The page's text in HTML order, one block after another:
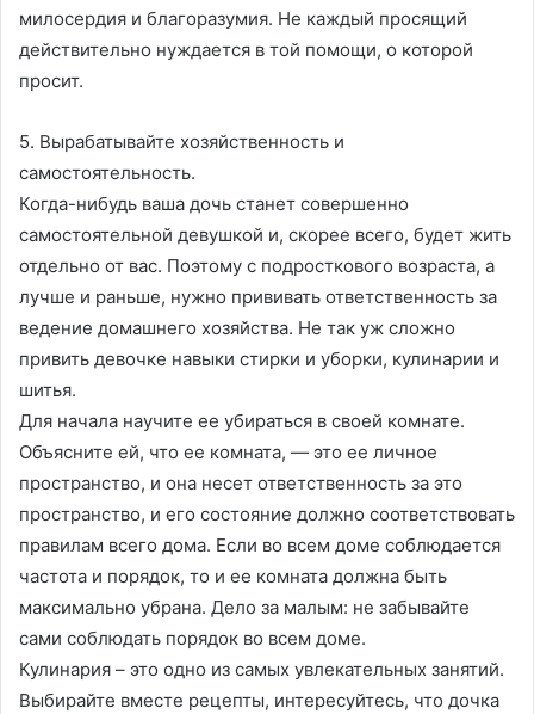
милосердия и благоразумия. Не каждый просящий
действительно нуждается в той помощи, о которой
просит.
5. Вырабатывайте хозяйственность и
самостоятельность.
Когда-нибудь ваша дочь станет совершенно
самостоятельной девушкой и, скорее всего, будет жить
отдельно от вас. Поэтому с подросткового возраста, а
лучше и раньше, нужно прививать ответственность за
ведение домашнего хозяйства. Не так уж сложно
привить девочке навыки стирки и уборки, кулинарии и
шитья.
Для начала научите ее убираться в своей комнате.
Объясните ей, что ее комната, — это ее личное
пространство, и она несет ответственность за это
пространство, и его состояние должно соответствовать
правилам всего дома. Если во всем доме соблюдается
частота и порядок, то и ее комната должна быть
максимально убрана. Дело за малым: не забывайте
сами соблюдать порядок во всем доме.
Кулинария – это одно из самых увлекательных занятий.
Выбирайте вместе рецепты, интересуйтесь, что дочка